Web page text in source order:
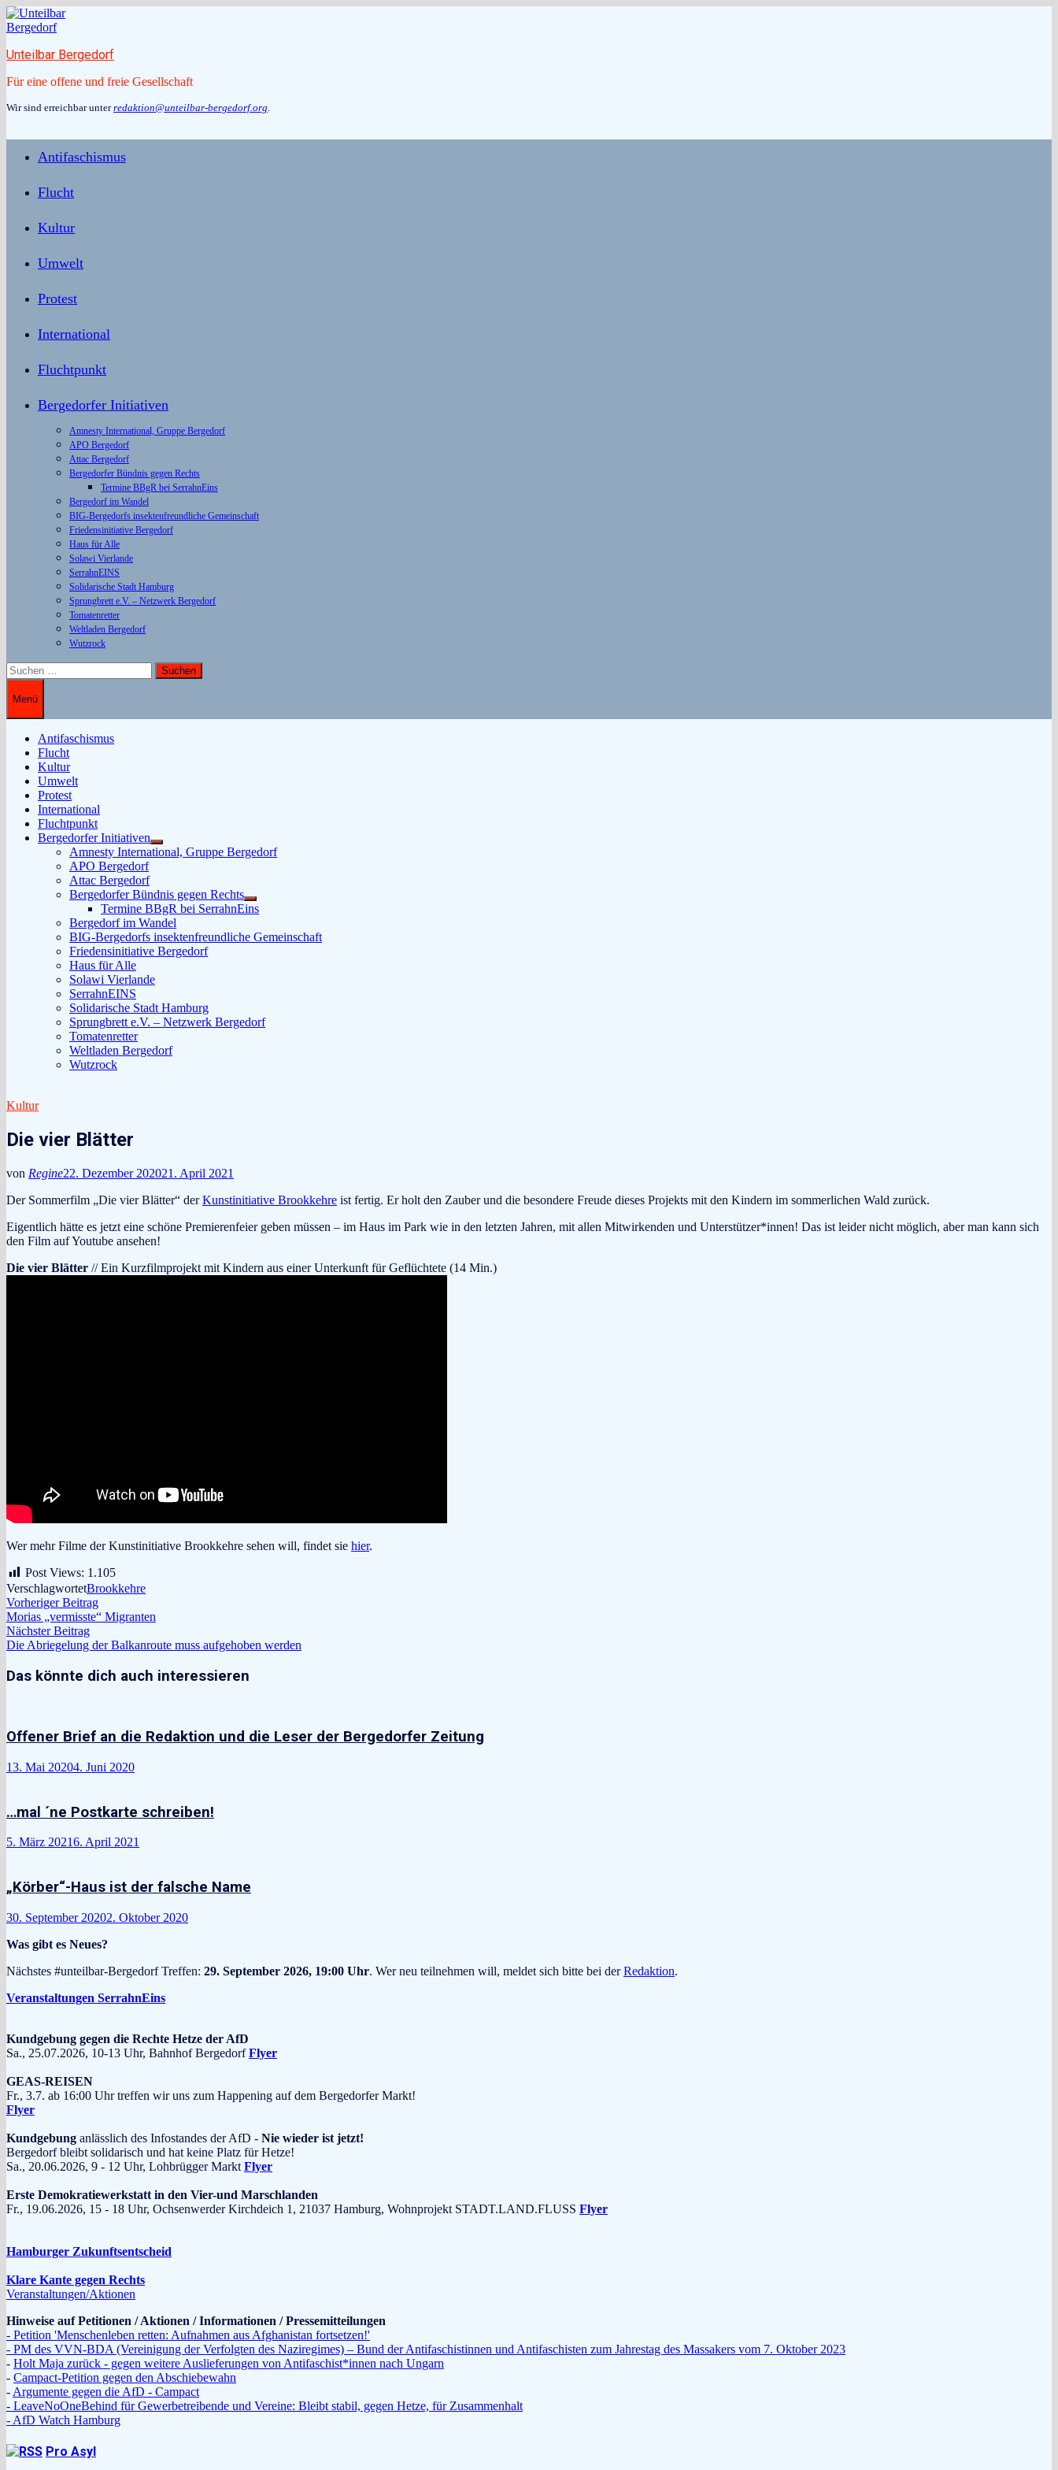
Zum
Inhalt
Unteilbar Bergedorf
Für eine offene und freie Gesellschaft
Wir sind erreichbar unterredaktion@unteilbar-bergedorf.org.
Antifaschismus
Flucht
Kultur
Umwelt
Protest
International
Fluchtpunkt
Bergedorfer Initiativen
Amnesty International, Gruppe Bergedorf
APO Bergedorf
Attac Bergedorf
Bergedorfer Bündnis gegen Rechts
Termine BBgR bei SerrahnEins
Bergedorf im Wandel
BIG-Bergedorfs insektenfreundliche Gemeinschaft
Friedensinitiative Bergedorf
Haus für Alle
Solawi Vierlande
SerrahnEINS
Solidarische Stadt Hamburg
Sprungbrett e.V. – Netzwerk Bergedorf
Tomatenretter
Weltladen Bergedorf
Wutzrock
Suchen
nach:
Menü
Antifaschismus
Flucht
Kultur
Umwelt
Protest
International
Fluchtpunkt
Bergedorfer Initiativen
Untermenü
anzeigen
Amnesty International, Gruppe Bergedorf
APO Bergedorf
Attac Bergedorf
Bergedorfer Bündnis gegen Rechts
Untermenü
anzeigen
Termine BBgR bei SerrahnEins
Bergedorf im Wandel
BIG-Bergedorfs insektenfreundliche Gemeinschaft
Friedensinitiative Bergedorf
Haus für Alle
Solawi Vierlande
SerrahnEINS
Solidarische Stadt Hamburg
Sprungbrett e.V. – Netzwerk Bergedorf
Tomatenretter
Weltladen Bergedorf
Wutzrock
Kultur
Die vier Blätter
von Regine22. Dezember 202021. April 2021
Der Sommerfilm „Die vier Blätter“ derKunstinitiative Brookkehre ist fertig. Er holt den Zauber und die besondere Freude dieses Projekts mit den Kindern im sommerlichen Wald zurück.
Eigentlich hätte es jetzt eine schöne Premierenfeier geben müssen – im Haus im Park wie in den letzten Jahren, mit allen Mitwirkenden und Unterstützer*innen! Das ist leider nicht möglich, aber man kann sich
den Film auf Youtube ansehen!
Die vier Blätter // Ein Kurzfilmprojekt mit Kindern aus einer Unterkunft für Geflüchtete (14 Min.)
Wer mehr Filme der Kunstinitiative Brookkehre sehen will, findet sie hier.
Post Views: 1.105
VerschlagwortetBrookkehre
Beitragsnavigation
Vorheriger BeitragVorheriger
Beitrag:
Morias „vermisste“ Migranten
Nächster BeitragNächster
Beitrag:
Die Abriegelung der Balkanroute muss aufgehoben werden
Das könnte dich auch interessieren
Offener Brief an die Redaktion und die Leser der Bergedorfer Zeitung
13. Mai 20204. Juni 2020
…mal ´ne Postkarte schreiben!
5. März 20216. April 2021
„Körber“-Haus ist der falsche Name
30. September 20202. Oktober 2020
Was gibt es Neues?
Nächstes #unteilbar-Bergedorf Treffen: 29. September 2026, 19:00 Uhr. Wer neu teilnehmen will, meldet sich bitte bei derRedaktion.
Veranstaltungen SerrahnEins
Kundgebung gegen die Rechte Hetze der AfD
Sa., 25.07.2026, 10-13 Uhr, Bahnhof BergedorfFlyer
GEAS-REISEN
Fr., 3.7. ab 16:00 Uhr treffen wir uns zum Happening auf dem Bergedorfer Markt!
Flyer
Kundgebung anlässlich des Infostandes der AfD - Nie wieder ist jetzt!
Bergedorf bleibt solidarisch und hat keine Platz für Hetze!
Sa., 20.06.2026, 9 - 12 Uhr, Lohbrügger Markt Flyer
Erste Demokratiewerkstatt in den Vier-und Marschlanden
Fr., 19.06.2026, 15 - 18 Uhr, Ochsenwerder Kirchdeich 1, 21037 Hamburg, Wohnprojekt STADT.LAND.FLUSS Flyer
Hamburger Zukunftsentscheid
Klare Kante gegen Rechts
Veranstaltungen/Aktionen
Hinweise auf Petitionen / Aktionen / Informationen / Pressemitteilungen
- Petition 'Menschenleben retten: Aufnahmen aus Afghanistan fortsetzen!'
- PM des VVN-BDA (Vereinigung der Verfolgten des Naziregimes) – Bund der Antifaschistinnen und Antifaschisten zum Jahrestag des Massakers vom 7. Oktober 2023
- Holt Maja zurück - gegen weitere Auslieferungen von Antifaschist*innen nach Ungarn
- Campact-Petition gegen den Abschiebewahn
- Argumente gegen die AfD - Campact
- LeaveNoOneBehind für Gewerbetreibende und Vereine: Bleibt stabil, gegen Hetze, für Zusammenhalt
- AfD Watch Hamburg
Pro Asyl